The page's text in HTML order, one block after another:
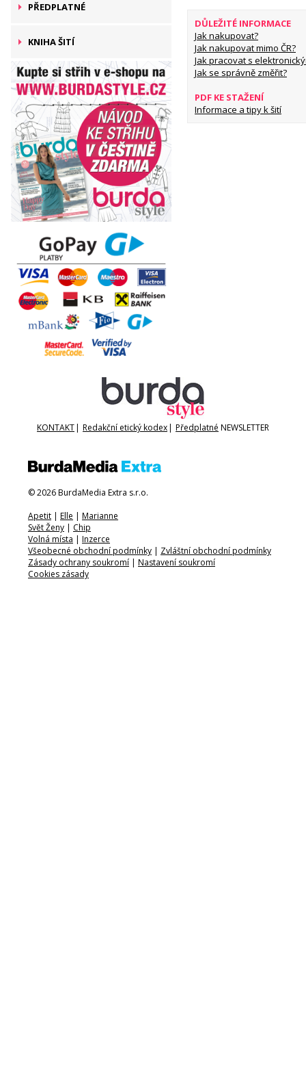
PŘEDPLATNÉ
KNIHA ŠITÍ
DŮLEŽITÉ INFORMACE
Jak nakupovat?
Jak nakupovat mimo ČR?
Jak pracovat s
Jak se správně změřit?
PDF KE STAŽENÍ
Informace a tipy k šití
KONTAKT| Redakční etický kodex| Předplatné NEWSLETTER
© 2026 BurdaMedia Extra s.r.o.
Apetit | Elle | Marianne
Svět Ženy | Chip
Volná místa | Inzerce
Všeobecné obchodní podmínky | Zvláštní obchodní podmínky
Zásady ochrany soukromí | Nastavení soukromí
Cookies zásady